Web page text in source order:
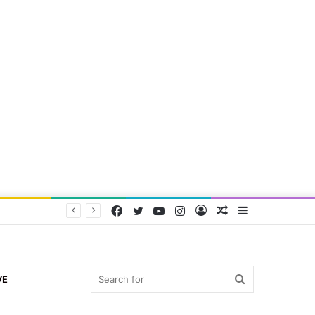
Random
Log
Instagram
YouTube
Twitter
Facebook